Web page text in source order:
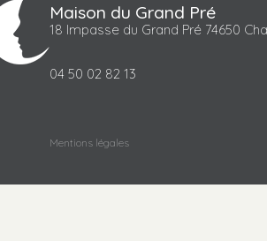
Maison du Grand Pré
18 Impasse du Grand Pré 74650
04 50 02 82 13
Mentions légales